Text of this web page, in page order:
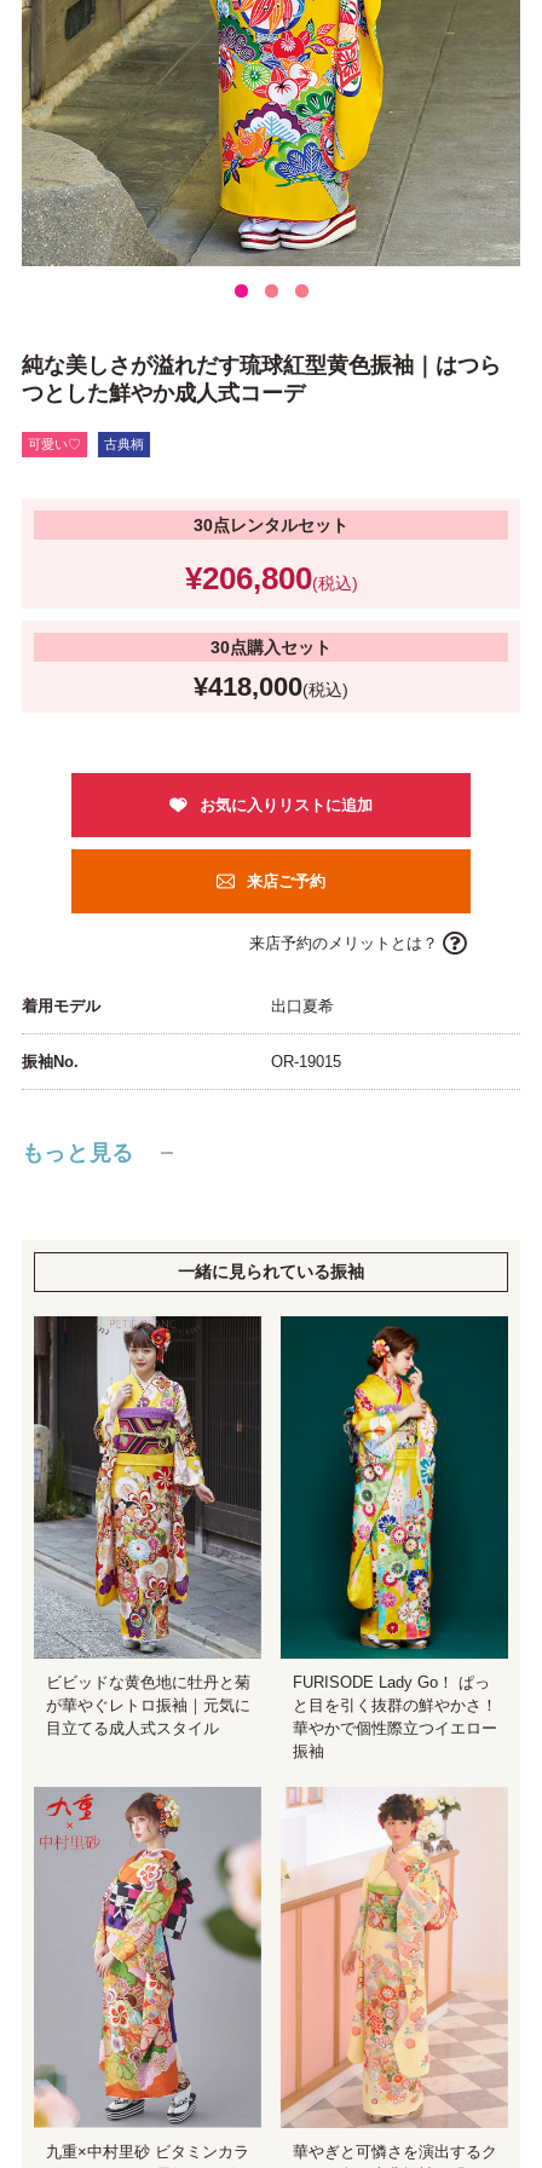
純な美しさが溢れだす琉球紅型黄色振袖｜はつら
つとした鮮やか成人式コーデ
可愛い♡ 古典柄
30点レンタルセット
¥206,800(税込)
30点購入セット
¥418,000(税込)
来店ご予約
来店予約のメリットとは？
着用モデル 出口夏希
振袖No. OR-19015
もっと見る
一緒に見られている振袖
ビビッドな黄色地に牡丹と菊
が華やぐレトロ振袖｜元気に
目立てる成人式スタイル
FURISODE Lady Go！ ぱっ
と目を引く抜群の鮮やかさ！
華やかで個性際立つイエロー
振袖
九重×中村里砂 ビタミンカラ
華やぎと可憐さを演出するク